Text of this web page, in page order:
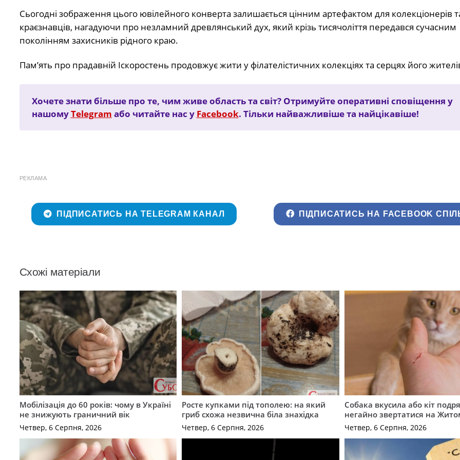
Сьогодні зображення цього ювілейного конверта залишається цінним артефактом для колекціонерів
краєзнавців, нагадуючи про незламний древлянський дух, який крізь тисячоліття передався сучасним
поколінням захисників рідного краю.
Пам’ять про прадавній Іскоростень продовжує жити у філателістичних колекціях та серцях його
Хочете знати більше про те, чим живе область та світ? Отримуйте оперативні сповіщення у
нашомуTelegram або читайте нас у Facebook. Тільки найважливіше та найцікавіше!
РЕКЛАМА
ПІДПИСАТИСЬ НА TELEGRAM КАНАЛ ПІДПИСАТИСЬ НА FACEBOOK
Схожі матеріали
Мобілізація до 60 років: чому в Україні
не знижують граничний вік
Четвер, 6 Серпня, 2026
Росте купками під тополею: на який
гриб схожа незвична біла знахідка
Четвер, 6 Серпня, 2026
Собака вкусила або кіт
негайно звертатися на
Четвер, 6 Серпня, 2026